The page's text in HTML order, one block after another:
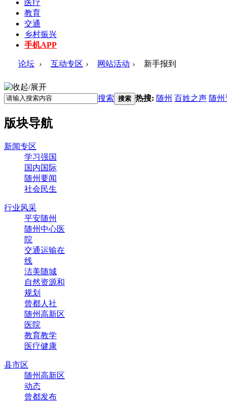
医疗
教育
交通
乡村振兴
手机APP
论坛 › 互动专区 › 网站活动 › 新手报到
搜索 搜索 热搜: 随州 百姓之声 随
版块导航
新闻专区
学习强国
国内国际
随州要闻
社会民生
行业风采
平安随州
随州中心医
院
交通运输在
线
洁美随城
自然资源和
规划
曾都人社
随州高新区
医院
教育教学
医疗健康
县市区
随州高新区
动态
曾都发布